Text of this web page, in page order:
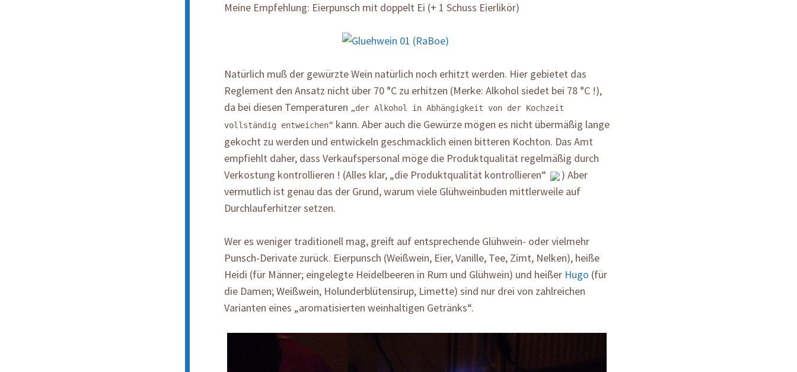
Meine Empfehlung: Eierpunsch mit doppelt Ei (+ 1 Schuss Eierlikör)
Natürlich muß der gewürzte Wein natürlich noch erhitzt werden. Hier gebietet das
Reglement den Ansatz nicht über 70 °C zu erhitzen (Merke: Alkohol siedet bei 78 °C !),
da bei diesen Temperaturen „der Alkohol in Abhängigkeit von der Kochzeit
vollständig entweichen“ kann. Aber auch die Gewürze mögen es nicht übermäßig lange
gekocht zu werden und entwickeln geschmacklich einen bitteren Kochton. Das Amt
empfiehlt daher, dass Verkaufspersonal möge die Produktqualität regelmäßig durch
Verkostung kontrollieren ! (Alles klar, „die Produktqualität kontrollieren“
) Aber
vermutlich ist genau das der Grund, warum viele Glühweinbuden mittlerweile auf
Durchlauferhitzer setzen.
Wer es weniger traditionell mag, greift auf entsprechende Glühwein- oder vielmehr
Punsch-Derivate zurück. Eierpunsch (Weißwein, Eier, Vanille, Tee, Zimt, Nelken), heiße
Heidi (für Männer; eingelegte Heidelbeeren in Rum und Glühwein) und heißer Hugo (für
die Damen; Weißwein, Holunderblütensirup, Limette) sind nur drei von zahlreichen
Varianten eines „aromatisierten weinhaltigen Getränks“.